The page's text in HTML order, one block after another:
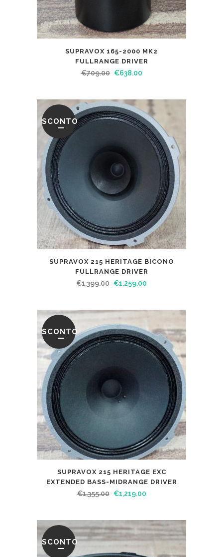
SUPRAVOX 165-2000 MK2
FULLRANGE DRIVER
€709.00 €638.00
SCONTO
SUPRAVOX 215 HERITAGE BICONO
FULLRANGE DRIVER
€1,399.00 €1,259.00
SCONTO
SUPRAVOX 215 HERITAGE EXC
EXTENDED BASS-MIDRANGE DRIVER
€1,355.00 €1,219.00
SCONTO